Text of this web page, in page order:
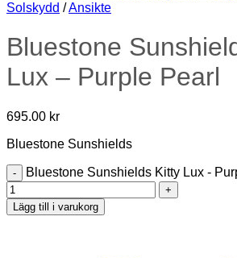
Solskydd /Ansikte
Bluestone
Lux – Purple Pearl
695.00 kr
Bluestone Sunshields
Bluestone Sunshields Kitty Lux -
Lägg till i varukorg